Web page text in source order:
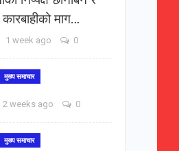
कारबाहीको माग…
1 week ago 0
मुख्य समाचार
2 weeks ago 0
मुख्य समाचार